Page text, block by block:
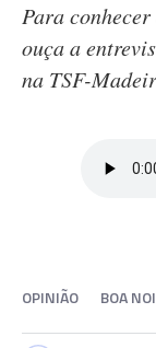
Para
ouça a
na TSF-
OPINIÃO BOA